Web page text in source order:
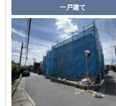
一戸建て